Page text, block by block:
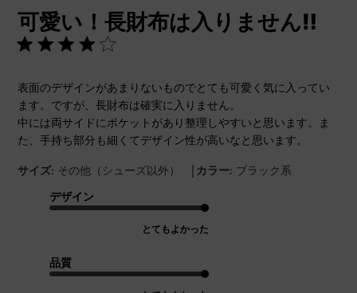
可愛い！長財布は入りません‼︎
表面のデザインがあまりないものでとても可愛く気に入ってい
ます。ですが、長財布は確実に入りません。
中には両サイドにポケットがあり整理しやすいと思います。ま
た、手持ち部分も細くてデザイン性が高いなと思います。
サイズ: その他（シューズ以外） | カラー: ブラック系
デザイン
とてもよかった
品質